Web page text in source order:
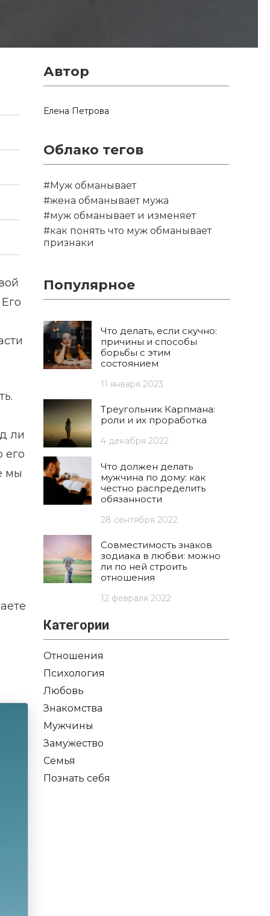
ли
его
мы
Автор
Елена Петрова
Облако тегов
#Муж обманывает
#жена обманывает мужа
#муж обманывает и изменяет
#как понять что муж обманывает
признаки
Популярное
Что делать, если скучно:
причины и способы
борьбы с этим
состоянием
11 января 2023
Треугольник Карпмана:
роли и их проработка
4 декабря 2022
Что должен делать
мужчина по дому: как
честно распределить
обязанности
28 сентября 2022
Совместимость знаков
зодиака в любви: можно
ли по ней строить
отношения
12 февраля 2022
Категории
Отношения
Психология
Любовь
Знакомства
Мужчины
Замужество
Семья
Познать себя